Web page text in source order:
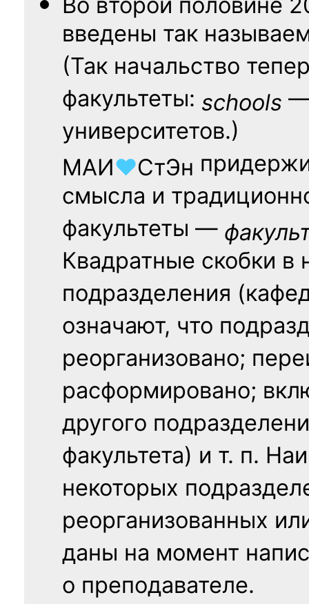
введены так
(Так начальство
факультеты: schools —
университетов.)
МАИ♥СтЭн
смысла и
факультеты —
Квадратные скобки в
подразделения
означают, что
реорганизовано;
расформировано;
другого
факультета) и т. п.
некоторых
реорганизованных
даны на момент
о преподавателе.